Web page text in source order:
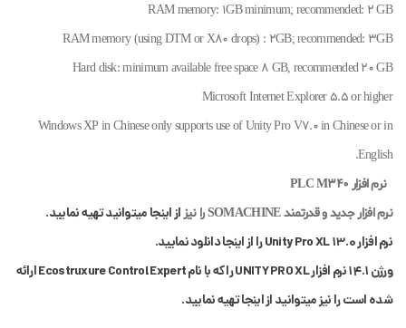
RAM memory: 1GB minimum; recommended: 2 GB
RAM memory (using DTM or X80 drops) : 2GB; recommended: 3GB
Hard disk: minimum available free space 8 GB, recommended 20 GB
Microsoft Internet Explorer 5.5 or higher
Windows XP in Chinese only supports use of Unity Pro V7.0 in Chinese or in
English.
نرم افزار PLC M340
نرم افزار جدید و قدرتمند SOMACHINE را نیز
از اینجا میتوانید تهیه نمایید.
نرم افزار Unity Pro XL 13.0 را از اینجا دانلود نمایید.
ورژن 14.1 نرم افزار UNITY PRO XL را که با نام Ecostruxure Control Expert ارائه
شده است را نیز میتوانید از اینجا تهیه نمایید.